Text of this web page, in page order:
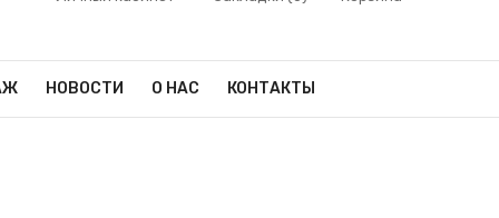
Промышленный,8/5
НОВОСТИ О НАС КОНТАКТЫ